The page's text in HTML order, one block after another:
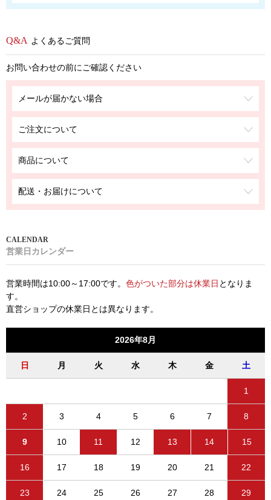
よくあるご質問
お問い合わせの前にご確認ください
メールが届かない場合
ご注文について
商品について
配送・お届けについて
営業日カレンダー
営業時間は10:00～17:00です。 色がついた部分は休業日 となりま
す。
直営ショップの休業日とは異なります。
2026年8月
日 月 火 水 木 金 土
1
2 3 4 5 6 7 8
9 10 11 12 13 14 15
16 17 18 19 20 21 22
23 24 25 26 27 28 29